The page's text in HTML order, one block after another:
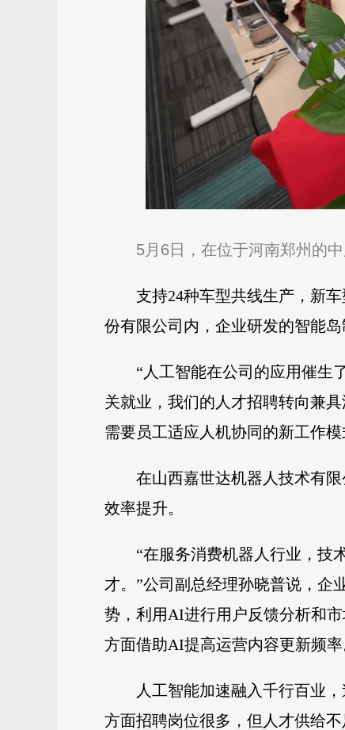
5月6日，在位于河南郑州的
支持24种车型共线生产，新
份有限公司内，企业研发的智能岛
“人工智能在公司的应用催生
关就业，我们的人才招聘转向兼
需要员工适应人机协同的新工作模
在山西嘉世达机器人技术有
效率提升。
“在服务消费机器人行业，技
才。”公司副总经理孙晓普说，企
势，利用AI进行用户反馈分析和
方面借助AI提高运营内容更新频率
人工智能加速融入千行百业
方面招聘岗位很多，但人才供给